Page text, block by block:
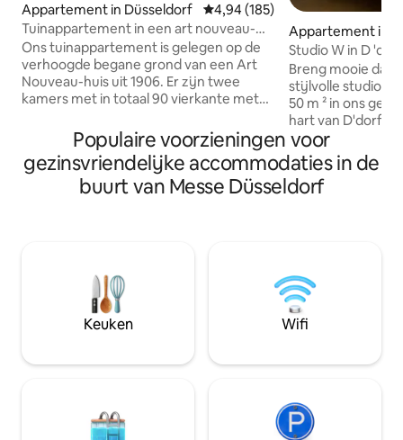
Appartement in Düsseldorf Gemiddelde beoordeling van
4,94 (185)
Tuinappartement in een art nouveau-
huis in het centrum
Ons tuinappartement is gelegen op de
verhoogde begane grond van een Art
Nouveau-huis uit 1906. Er zijn twee
kamers met in totaal 90 vierkante meter
woonkamer en slaapkamer en een
keuken-woonkamer Alle ramen en het
zonnige terras hebben uitzicht op de
tuin. Onze bibliotheek nodigt je uit om te
Appartement in
Studio W in D
Breng mooie
stijlvolle studio
50 m ² in ons
hart van D'dorf-
beschikbaar voor 4-5
enkele minuten
onmiddellijk naar
Düsseldorf, de
Kaiserswerth
en de Rijn buiten
Populaire voorzieningen voor
gezinsvriendelijke accommodaties in de
buurt van Messe Düsseldorf
Keuken Wifi